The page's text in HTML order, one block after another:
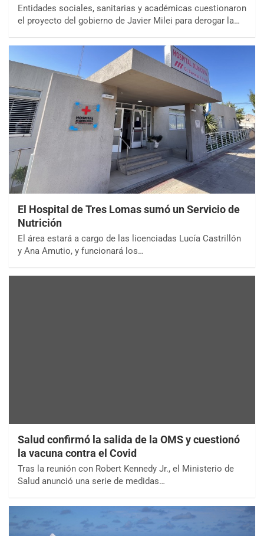
Entidades sociales, sanitarias y académicas cuestionaron
el proyecto del gobierno de Javier Milei para derogar la…
El Hospital de Tres Lomas sumó un Servicio de
Nutrición
El área estará a cargo de las licenciadas Lucía Castrillón
y Ana Amutio, y funcionará los…
Salud confirmó la salida de la OMS y cuestionó
la vacuna contra el Covid
Tras la reunión con Robert Kennedy Jr., el Ministerio de
Salud anunció una serie de medidas…